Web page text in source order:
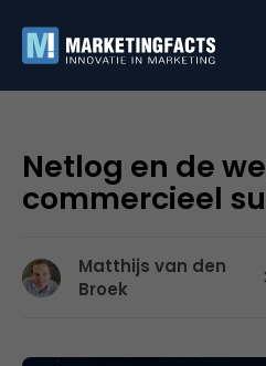
Netlog en de
commercieel
Matthijs van den
Broek